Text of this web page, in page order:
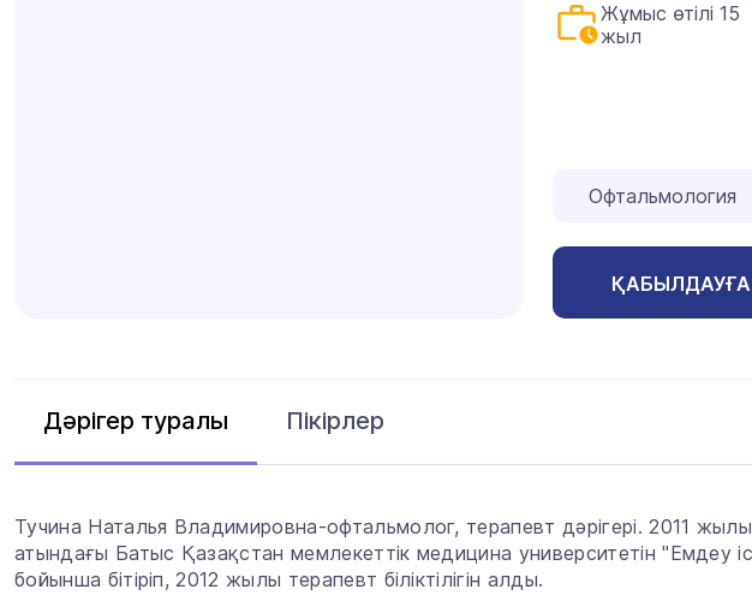
Жұмыс өтілі 15
жыл
Офтальмология
Дәрігер туралы Пікірлер
Тучина Наталья Владимировна-офтальмолог, терапевт дәрігері. 2011
атындағы Батыс Қазақстан мемлекеттік медицина университетін "Емдеу
бойынша бітіріп, 2012 жылы терапевт біліктілігін алды.